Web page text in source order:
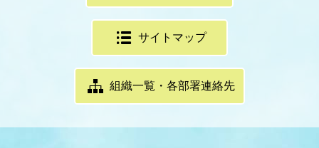
サイトマップ
組織一覧・各部署連絡先